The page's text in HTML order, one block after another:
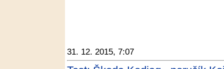
31. 12. 2015, 7:07